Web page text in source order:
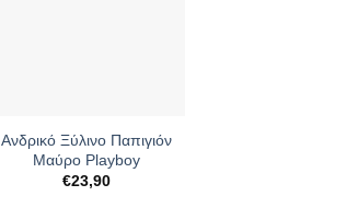
Ανδρικό Ξύλινο Παπιγιόν
Μαύρο Playboy
€23,90